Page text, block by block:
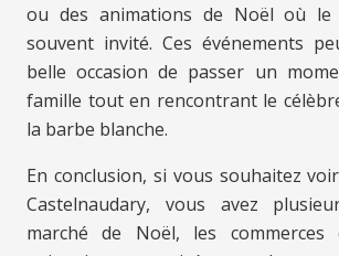
ou des animations de Noël où
souvent invité. Ces événements
belle occasion de passer un
famille tout en rencontrant le
la barbe blanche.
En conclusion, si vous souhaitez
Castelnaudary, vous avez
marché de Noël, les